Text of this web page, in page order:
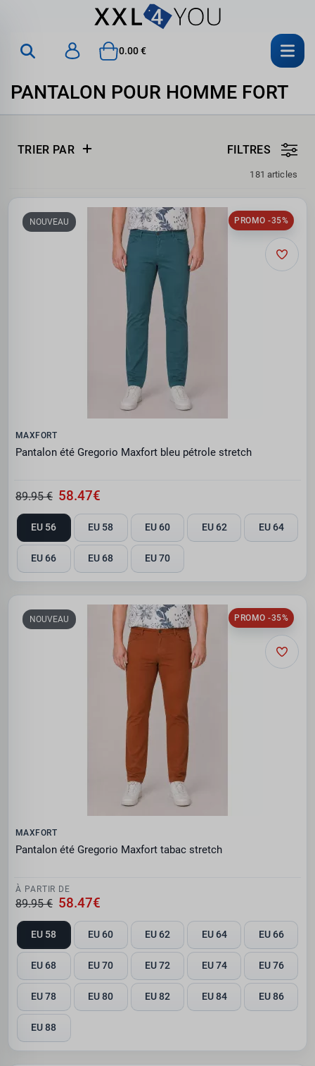
0.00 €
PANTALON POUR HOMME FORT
TRIER PAR FILTRES
181 articles
PROMO -35%
NOUVEAU
MAXFORT
Pantalon été Gregorio Maxfort bleu pétrole stretch
89.95 € 58.47€
EU 56 EU 58 EU 60 EU 62 EU 64
EU 66 EU 68 EU 70
PROMO -35%
NOUVEAU
MAXFORT
Pantalon été Gregorio Maxfort tabac stretch
À PARTIR DE
89.95 € 58.47€
EU 58 EU 60 EU 62 EU 64 EU 66
EU 68 EU 70 EU 72 EU 74 EU 76
EU 78 EU 80 EU 82 EU 84 EU 86
EU 88